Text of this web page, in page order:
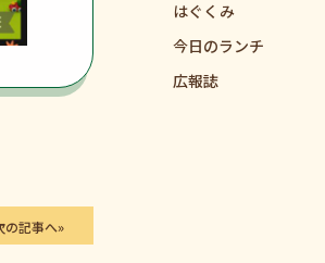
の記事へ»
はぐくみ
今日のランチ
広報誌